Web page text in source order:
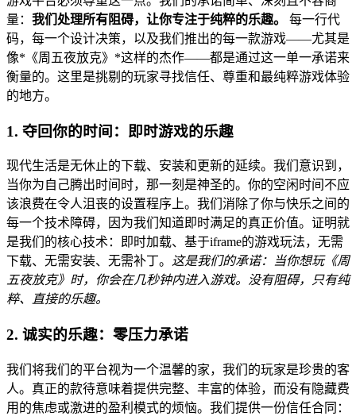
量： 我们处理所有阻碍，让你专注于纯粹的乐趣。
每一行代
码，每一个设计决策，以及我们推出的每一款游戏——尤其是
像*《周五夜放克》*这样的杰作——都是通过这一单一承诺来
衡量的。这里是挑剔的玩家寻找信任、尊重和最纯粹游戏体验
的地方。
1. 夺回你的时间：即时游戏的乐趣
现代生活是无休止的下载、安装和更新的延续。我们意识到，
当你为自己腾出时间时，那一刻是神圣的。你的空闲时间不应
该浪费在令人沮丧的设置程序上。我们消除了你与快乐之间的
每一个技术障碍，因为我们知道即时满足的真正价值。证明就
是我们的核心技术：即时加载、基于iframe的游戏玩法，无需
下载、无需安装、无需补丁。
这是我们的承诺：当你想玩《周
五夜放克》 时，你会在几秒钟内进入游戏。没有阻碍，只有纯
粹、直接的乐趣。
2. 诚实的乐趣：零压力承诺
我们将我们的平台视为一个温馨的家，我们的玩家是珍贵的客
人。真正的款待意味着提供完整、丰富的体验，而没有隐藏费
用的焦虑或激进的盈利模式的烦恼。我们提供一份信任合同：